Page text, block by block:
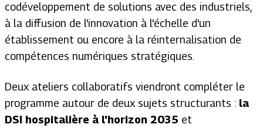
codéveloppement de solutions avec des industriels,
à la diffusion de l'innovation à l'échelle d'un
établissement ou encore à la réinternalisation de
compétences numériques stratégiques.
Deux ateliers collaboratifs viendront compléter le
programme autour de deux sujets structurants : la
DSI hospitalière à l'horizon 2035 et